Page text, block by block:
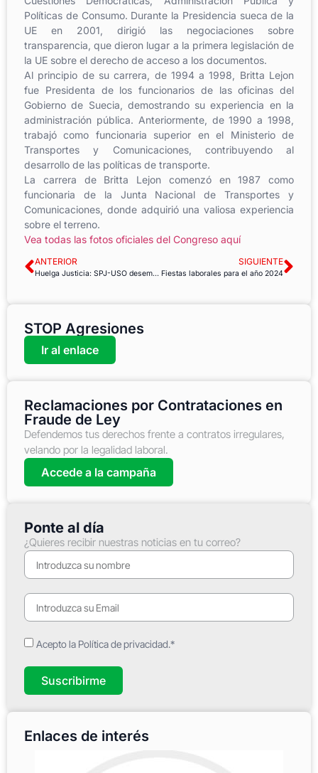
Políticas de Consumo. Durante la Presidencia sueca de la
UE en 2001, dirigió las negociaciones sobre
transparencia, que dieron lugar a la primera legislación de
la UE sobre el derecho de acceso a los documentos.
Al principio de su carrera, de 1994 a 1998, Britta Lejon
fue Presidenta de los funcionarios de las oficinas del
Gobierno de Suecia, demostrando su experiencia en la
administración pública. Anteriormente, de 1990 a 1998,
trabajó como funcionaria superior en el Ministerio de
Transportes y Comunicaciones, contribuyendo al
desarrollo de las políticas de transporte.
La carrera de Britta Lejon comenzó en 1987 como
funcionaria de la Junta Nacional de Transportes y
Comunicaciones, donde adquirió una valiosa experiencia
sobre el terreno.
Vea todas las fotos oficiales del Congreso aquí
ANTERIOR
Huelga Justicia: SPJ-USO desempolva los megáfonos
SIGUIENTE
Fiestas laborales para el año 2024
STOP Agresiones
Ir al enlace
Reclamaciones por Contrataciones en
Fraude de Ley
Defendemos tus derechos frente a contratos irregulares,
velando por la legalidad laboral.
Accede a la campaña
Ponte al día
¿Quieres recibir nuestras noticias en tu correo?
Acepto la Política de privacidad.*
Suscribirme
Enlaces de interés